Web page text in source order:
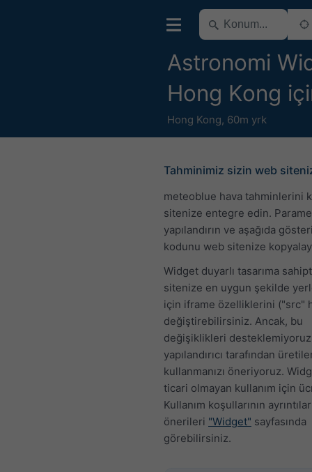
Astronomi
Hong Kong
Hong Kong, 60m yrk
Tahminimiz sizin web
meteoblue hava tahminlerini
sitenize entegre edin.
yapılandırın ve aşağıda
kodunu web sitenize
Widget duyarlı tasarıma
sitenize en uygun şekilde
için iframe özelliklerini ("src"
değiştirebilirsiniz. Ancak, bu
değişiklikleri
yapılandırıcı tarafından
kullanmanızı öneriyoruz.
ticari olmayan kullanım için
Kullanım koşullarının
önerileri "Widget" sayfasında
görebilirsiniz.